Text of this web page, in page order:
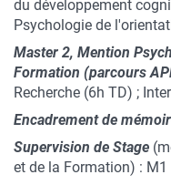
du développement
Psychologie de
Master 2, Mention
Formation (parcours
Recherche (6h TD) ;
Encadrement de
Supervision de Stage
et de la Formation) : M1